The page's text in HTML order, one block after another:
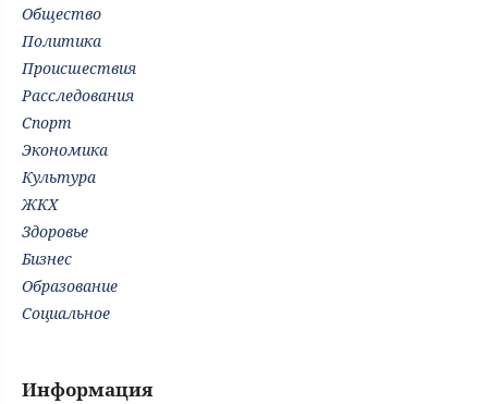
Общество
Политика
Происшествия
Расследования
Спорт
Экономика
Культура
ЖКХ
Здоровье
Бизнес
Образование
Социальное
Информация